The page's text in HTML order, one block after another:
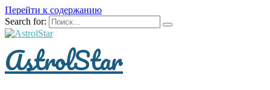
Перейти к содержанию
Search for:
AstrolStar